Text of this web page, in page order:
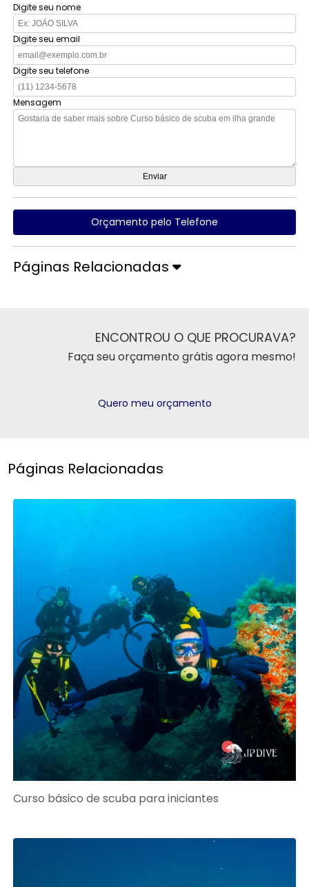
Digite seu nome
Digite seu email
Digite seu telefone
Mensagem
Orçamento pelo Telefone
Páginas Relacionadas
ENCONTROU O QUE PROCURAVA?
Faça seu orçamento grátis agora mesmo!
Quero meu orçamento
Páginas Relacionadas
Curso básico de scuba para iniciantes